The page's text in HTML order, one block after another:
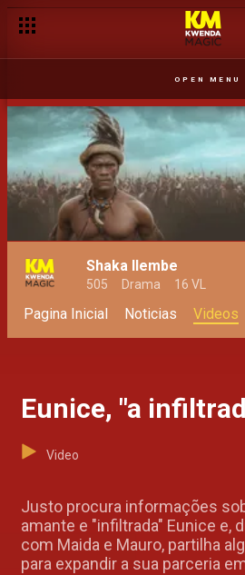
OPEN MENU
Shaka Ilembe
505 Drama 16 VL
Pagina Inicial Noticias Videos
Eunice, "a
Video
Justo procura informações
amante e "infiltrada" Eunice e,
com Maida e Mauro, partilha
para expandir a sua parceria